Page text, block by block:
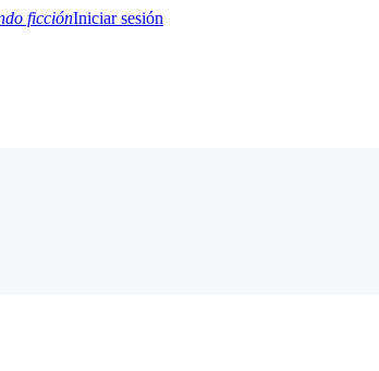
ficciónIniciar sesión